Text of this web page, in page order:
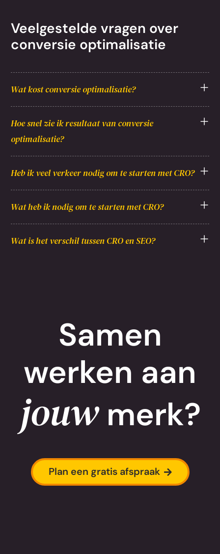
Veelgestelde vragen over
conversie optimalisatie
Wat kost conversie optimalisatie?
Hoe snel zie ik resultaat van conversie
optimalisatie?
Heb ik veel verkeer nodig om te starten met CRO?
Wat heb ik nodig om te starten met CRO?
Wat is het verschil tussen CRO en SEO?
Samen
werken aan
jouwmerk?
Plan een gratis afspraak